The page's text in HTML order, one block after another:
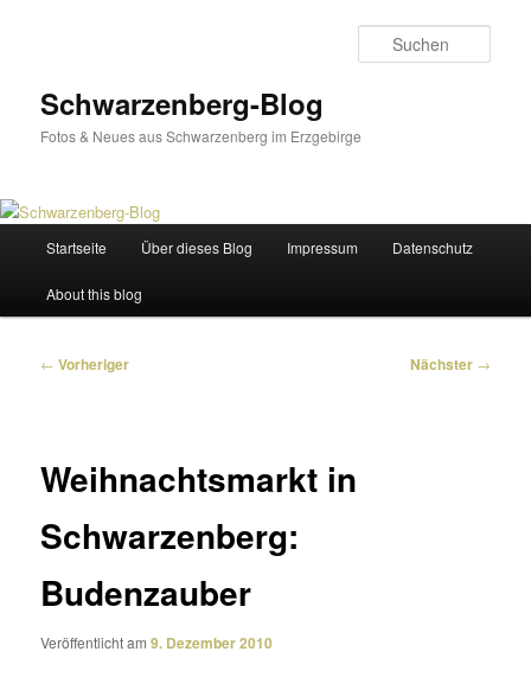
Schwarzenberg-Blog
Fotos & Neues aus Schwarzenberg im Erzgebirge
Startseite Über dieses Blog Impressum Datenschutz
About this blog
Beitragsnavigation
← Vorheriger Nächster →
Weihnachtsmarkt in
Schwarzenberg:
Budenzauber
Veröffentlicht am9. Dezember 2010